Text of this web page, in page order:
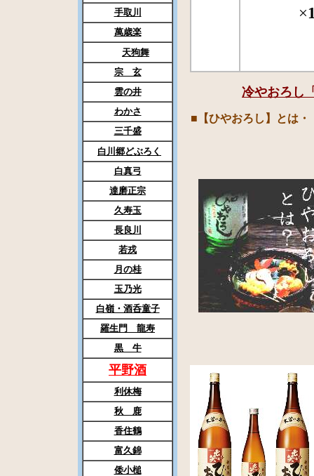
手取川
萬歳楽
天狗舞
宗 玄
雲の井
わかさ
三千盛
白川郷どぶろく
白真弓
達磨正宗
久寿玉
長良川
若戎
月の桂
玉乃光
白嶺・酒呑童子
羅生門 龍寿
黒 牛
平野酒
利休梅
秋 鹿
香住鶴
富久錦
倭小槌
×
冷やおろし
■【ひやおろし】とは・